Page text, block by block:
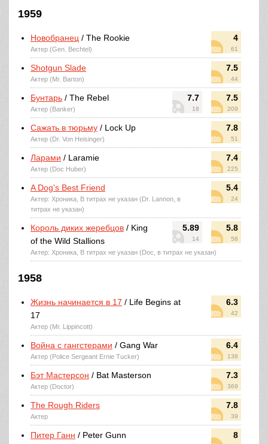
1959
4
61
Новобранец / The Rookie
Актер (Gen. Bechtel)
7.5
44
Shotgun Slade
Актер (Mr. Barton)
7.7
18
7.5
209
Бунтарь / The Rebel
Актер (Banker)
7.8
51
Сажать в тюрьму / Lock Up
Актер (Dr. Von Heisinger)
7.4
225
Ларами / Laramie
Актер (Doc Huber)
5.4
24
A Dog's Best Friend
Актер: Хроника, В титрах не указан (Dr. Lannon, в
титрах не указан)
5.89
14
5.8
58
Король диких жеребцов / King
of the Wild Stallions
Актер: Хроника, В титрах не указан (Doc, в титрах не указан)
1958
6.3
42
Жизнь начинается в 17 / Life Begins at
17
Актер (Mr. Lippincott)
6.4
138
Война с гангстерами / Gang War
Актер (Police Sergeant Ernie Tucker)
7.3
369
Бэт Мастерсон / Bat Masterson
Актер (Doctor)
7.8
39
The Rough Riders
Актер
8
Питер Ганн / Peter Gunn